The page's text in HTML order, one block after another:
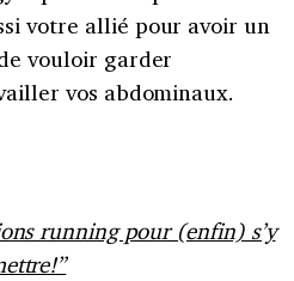
votre allié pour avoir un
vouloir garder
vos abdominaux.
running pour (enfin) s’y